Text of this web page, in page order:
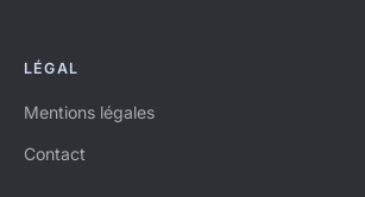
LÉGAL
Mentions légales
Contact